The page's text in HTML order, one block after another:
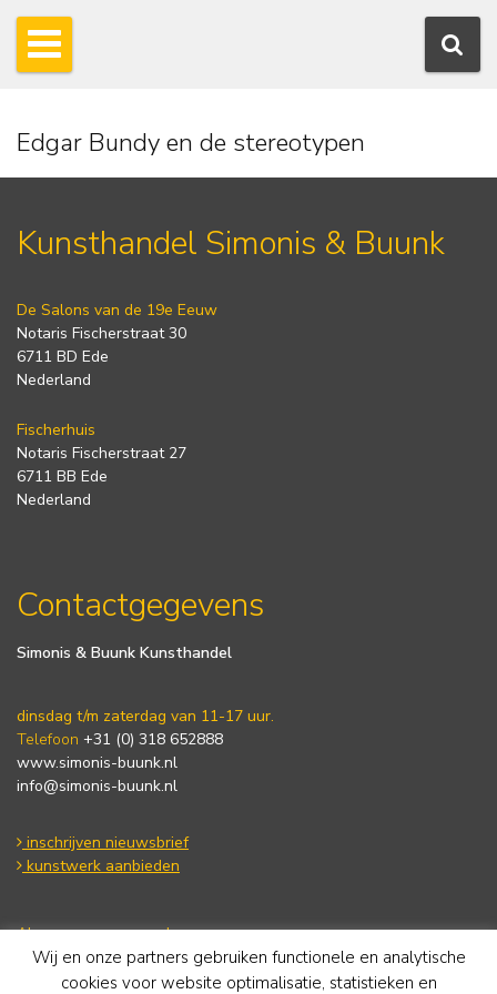
Edgar Bundy en de stereotypen
Kunsthandel Simonis & Buunk
De Salons van de 19e Eeuw
Notaris Fischerstraat 30
6711 BD Ede
Nederland
Fischerhuis
Notaris Fischerstraat 27
6711 BB Ede
Nederland
Contactgegevens
Simonis & Buunk Kunsthandel
dinsdag t/m zaterdag van 11-17 uur.
Telefoon +31 (0) 318 652888
www.simonis-buunk.nl
info@simonis-buunk.nl
inschrijven nieuwsbrief
kunstwerk aanbieden
Algemene voorwaarden
Privacy statement
Cookie Policy
Wij en onze partners gebruiken functionele en analytische
cookies voor website optimalisatie, statistieken en